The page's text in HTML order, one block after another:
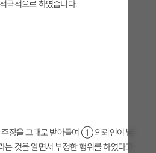
극적으로 하였습니다.
장을 그대로 받아들여 ① 의뢰인이 남
것을 알면서 부정한 행위를 하였다고